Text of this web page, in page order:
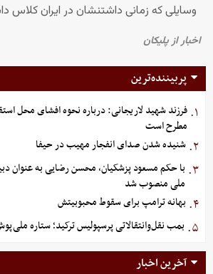
پربیننده‌ترین
۱.
مطرح است
۲. شنیده شدن صدای انفجار مهیب در حیفا
۳. با حکم مسعود پزشکیان، محسن رضایی به عنوان
ملی منصوب شد
۴. بهانه ترامپ برای سقوط محبوبیتش
۵. بمب نقل‌وانتقالاتی پرسپولیس ترکید؛ ستاره
آخرین اخبار